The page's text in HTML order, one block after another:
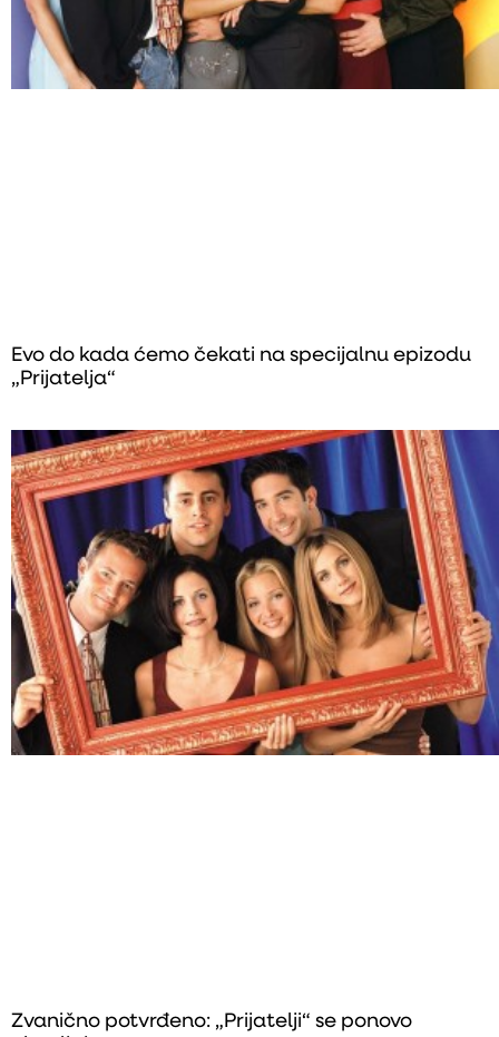
Evo do kada ćemo čekati na specijalnu epizodu
„Prijatelja“
Zvanično potvrđeno: „Prijatelji“ se ponovo